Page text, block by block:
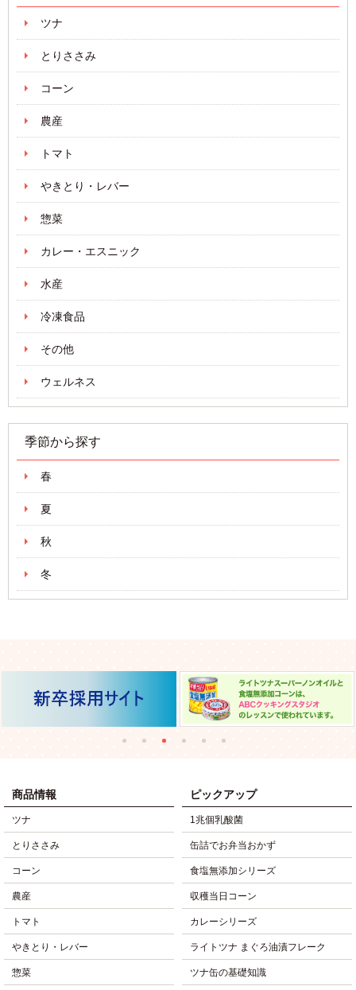
ツナ
とりささみ
コーン
農産
トマト
やきとり・レバー
惣菜
カレー・エスニック
水産
冷凍食品
その他
ウェルネス
季節から探す
春
夏
秋
冬
商品情報
ツナ
とりささみ
コーン
農産
トマト
やきとり・レバー
惣菜
ピックアップ
1兆個乳酸菌
缶詰でお弁当おかず
食塩無添加シリーズ
収穫当日コーン
カレーシリーズ
ライトツナ まぐろ油漬フレーク
ツナ缶の基礎知識